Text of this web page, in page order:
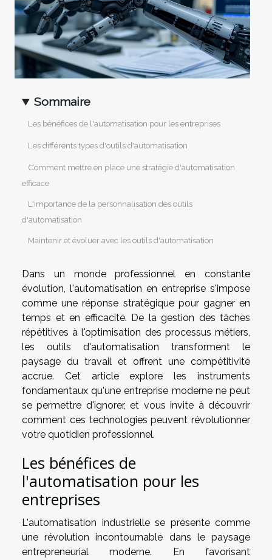
Sommaire
Les bénéfices de l'automatisation pour les entreprises
Les différents types d'outils d'automatisation
Comment mettre en place une stratégie d'automatisation
efficace
L'importance de la personnalisation des outils
d'automatisation
Maintenir et évoluer avec les outils d'automatisation
Dans un monde professionnel en constante
évolution, l'automatisation en entreprise s'impose
comme une réponse stratégique pour gagner en
temps et en efficacité. De la gestion des tâches
répétitives à l'optimisation des processus métiers,
les outils d'automatisation transforment le
paysage du travail et offrent une compétitivité
accrue. Cet article explore les instruments
fondamentaux qu'une entreprise moderne ne peut
se permettre d'ignorer, et vous invite à découvrir
comment ces technologies peuvent révolutionner
votre quotidien professionnel.
Les bénéfices de
l'automatisation pour les
entreprises
L'automatisation industrielle se présente comme
une révolution incontournable dans le paysage
entrepreneurial moderne. En favorisant